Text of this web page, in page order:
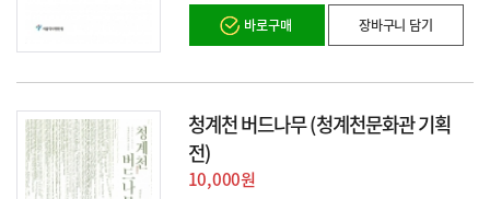
바로구매 장바구니 담기
청계천 버드나무 (청계천문화관 기획
전)
10,000원